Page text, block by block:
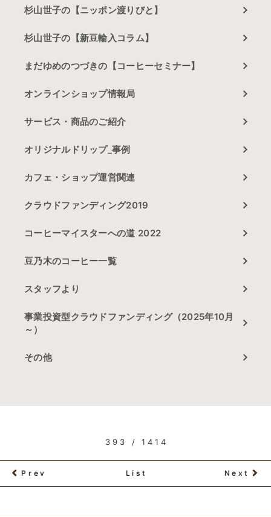
杉山世子の【ニッポン渡りびと】
杉山世子の【新豆輸入コラム】
まだゆめのつづきの【コーヒーセミナー】
オンラインショップ情報局
サービス・商品のご紹介
オリジナルドリップ_事例
カフェ・ショップ運営関連
クラウドファンディング2019
コーヒーマイスターへの道 2022
豆乃木のコーヒー一覧
スタッフより
事業投資型クラウドファンディング（2025年10月
～）
その他
393 / 1414
Prev List Next